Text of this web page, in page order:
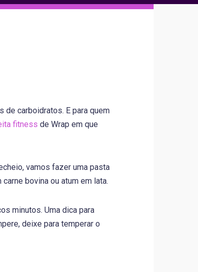
de carboidratos. E para quem
fitness de Wrap em que
vamos fazer uma pasta
bovina ou atum em lata.
minutos. Uma dica para
deixe para temperar o